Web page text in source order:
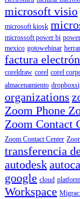
microsoft visio
microsoft kiosk
microssoft power bi
mexico gotowebinar
factura
coreldraw corel corel
almacenamiento
organizations
Zoom Phone
Zoom Contact
Zoom Contact Center
transferencia
autodesk
google cloud platform
Workspace